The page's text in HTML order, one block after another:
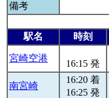
備考
駅名 時刻
宮崎空港
16:15 発
南宮崎
16:20 着
16:25 発